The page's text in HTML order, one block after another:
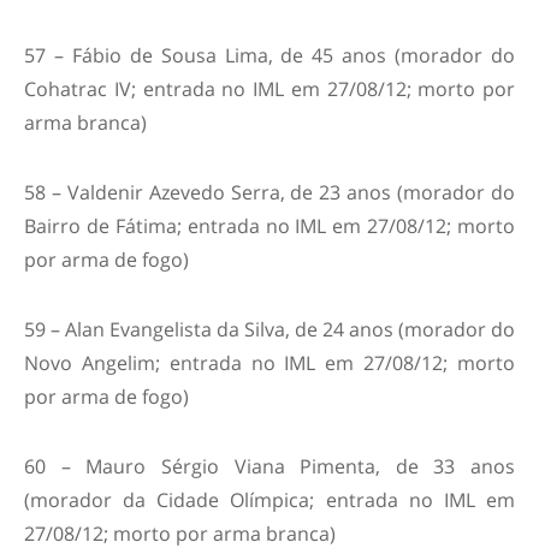
57 – Fábio de Sousa Lima, de 45 anos (morador do
Cohatrac IV; entrada no IML em 27/08/12; morto por
arma branca)
58 – Valdenir Azevedo Serra, de 23 anos (morador do
Bairro de Fátima; entrada no IML em 27/08/12; morto
por arma de fogo)
59 – Alan Evangelista da Silva, de 24 anos (morador do
Novo Angelim; entrada no IML em 27/08/12; morto
por arma de fogo)
60 – Mauro Sérgio Viana Pimenta, de 33 anos
(morador da Cidade Olímpica; entrada no IML em
27/08/12; morto por arma branca)